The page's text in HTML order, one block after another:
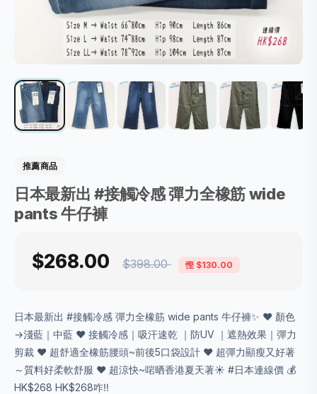
推薦商品
日本最新出 #接觸冷感 彈力全橡筋 wide
pants 牛仔褲
$268.00 $398.00 慳 $130.00
日本最新出 #接觸冷感 彈力全橡筋 wide pants 牛仔褲✨ ❤︎ 顏色
→淺藍｜中藍 ❤︎ 接觸冷感｜吸汗速乾 ｜防UV ｜遮熱效果｜彈力
剪裁 ❤︎ 超舒適全橡筋腰頭~前後5口袋設計 ❤︎ 超彈力顯瘦又好著
～質料好柔軟舒服 ❤︎ 超涼快~啱晒香港夏天著☀️ #日本連線價 💰
HK$268 HK$268咋‼️